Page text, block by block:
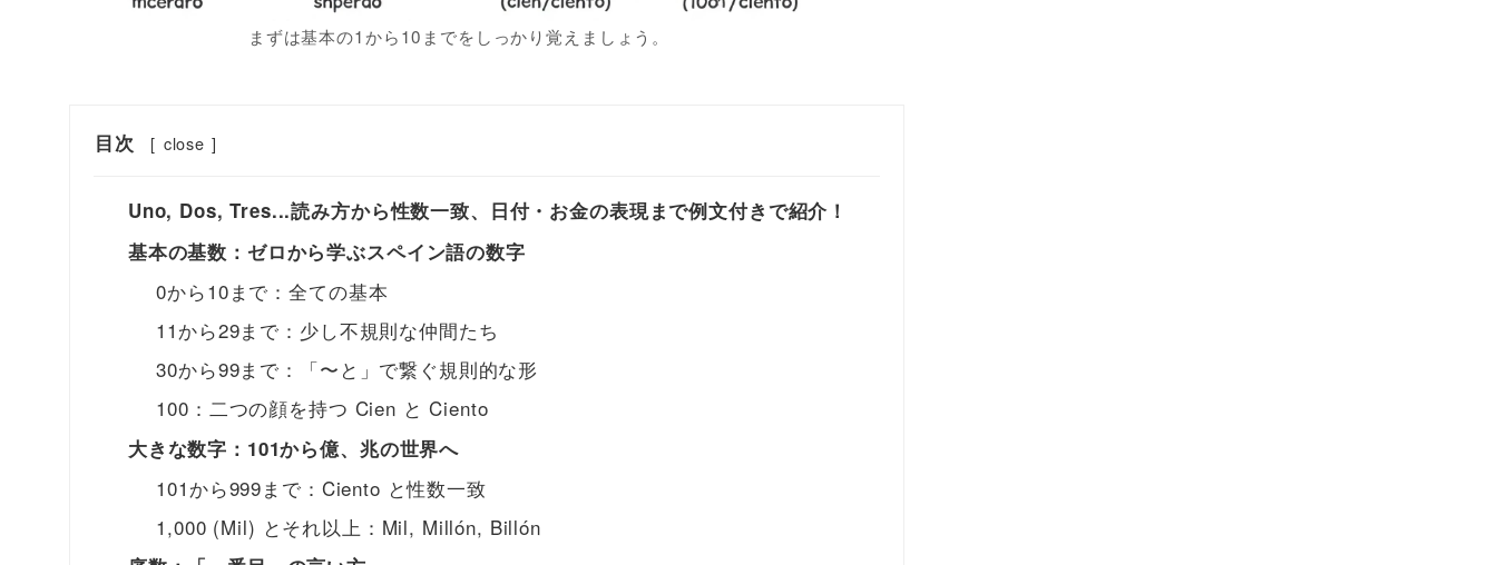
まずは基本の1から10までをしっかり覚えましょう。
目次 [ close ]
Uno, Dos, Tres...読み方から性数一致、日付・お金の表現まで例文付きで紹介！
基本の基数：ゼロから学ぶスペイン語の数字
0から10まで：全ての基本
11から29まで：少し不規則な仲間たち
30から99まで：「〜と」で繋ぐ規則的な形
100：二つの顔を持つ Cien と Ciento
大きな数字：101から億、兆の世界へ
101から999まで：Ciento と性数一致
1,000 (Mil) とそれ以上：Mil, Millón, Billón